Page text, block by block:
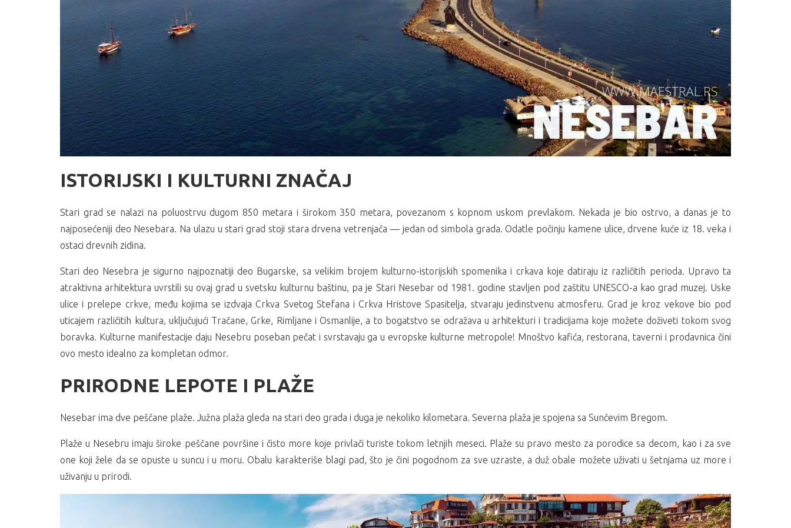
ISTORIJSKI I KULTURNI ZNAČAJ
Stari grad se nalazi na poluostrvu dugom 850 metara i širokom 350 metara, povezanom s kopnom uskom prevlakom. Nekada je bio ostrvo, a danas je to
najposećeniji deo Nesebara. Na ulazu u stari grad stoji stara drvena vetrenjača — jedan od simbola grada. Odatle počinju kamene ulice, drvene kuće iz 18. veka i
ostaci drevnih zidina.
Stari deo Nesebra je sigurno najpoznatiji deo Bugarske, sa velikim brojem kulturno-istorijskih spomenika i crkava koje datiraju iz različitih perioda. Upravo ta
atraktivna arhitektura uvrstili su ovaj grad u svetsku kulturnu baštinu, pa je Stari Nesebar od 1981. godine stavljen pod zaštitu UNESCO-a kao grad muzej. Uske
ulice i prelepe crkve, među kojima se izdvaja Crkva Svetog Stefana i Crkva Hristove Spasitelja, stvaraju jedinstvenu atmosferu. Grad je kroz vekove bio pod
uticajem različitih kultura, uključujući Tračane, Grke, Rimljane i Osmanlije, a to bogatstvo se odražava u arhitekturi i tradicijama koje možete doživeti tokom svog
boravka. Kulturne manifestacije daju Nesebru poseban pečat i svrstavaju ga u evropske kulturne metropole! Mnoštvo kafića, restorana, taverni i prodavnica čini
ovo mesto idealno za kompletan odmor.
PRIRODNE LEPOTE I PLAŽE
Nesebar ima dve peščane plaže. Južna plaža gleda na stari deo grada i duga je nekoliko kilometara. Severna plaža je spojena sa Sunčevim Bregom.
Plaže u Nesebru imaju široke peščane površine i čisto more koje privlači turiste tokom letnjih meseci. Plaže su pravo mesto za porodice sa decom, kao i za sve
one koji žele da se opuste u suncu i u moru. Obalu karakteriše blagi pad, što je čini pogodnom za sve uzraste, a duž obale možete uživati u šetnjama uz more i
uživanju u prirodi.